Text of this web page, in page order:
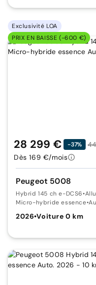
Exclusivité LOA
PRIX EN BAISSE (-600 €)
Peugeot 5008
Hybrid 145 ch e-DCS6•
Micro-hybride essence•
2026•Voiture 0 km
28 299 € -37%
Dès 169 €/mois